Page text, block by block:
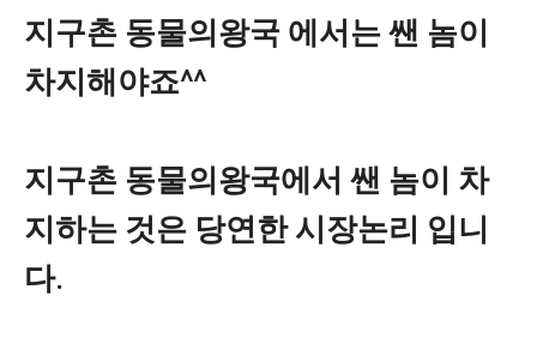
게
지구촌 동물의왕국 에서는 쌘 놈이
차지해야죠^^
지구촌 동물의왕국에서 쌘 놈이 차
지하는 것은 당연한 시장논리 입니
다.